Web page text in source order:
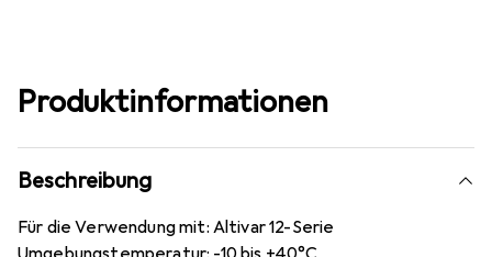
Produktinformationen
Beschreibung
Für die Verwendung mit: Altivar 12-Serie